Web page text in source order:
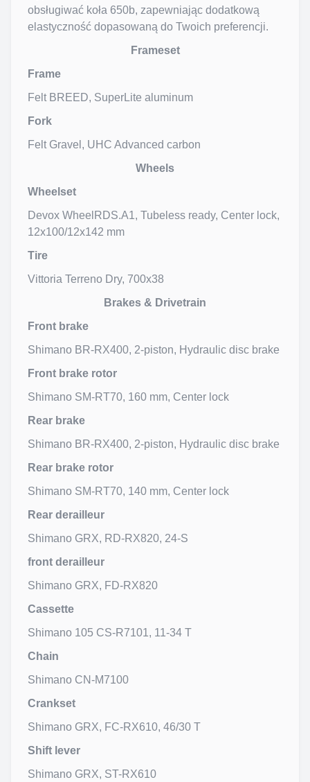
obsługiwać koła 650b, zapewniając dodatkową
elastyczność dopasowaną do Twoich preferencji.
Frameset
Frame
Felt BREED, SuperLite aluminum
Fork
Felt Gravel, UHC Advanced carbon
Wheels
Wheelset
Devox WheelRDS.A1, Tubeless ready, Center lock,
12x100/12x142 mm
Tire
Vittoria Terreno Dry, 700x38
Brakes & Drivetrain
Front brake
Shimano BR-RX400, 2-piston, Hydraulic disc brake
Front brake rotor
Shimano SM-RT70, 160 mm, Center lock
Rear brake
Shimano BR-RX400, 2-piston, Hydraulic disc brake
Rear brake rotor
Shimano SM-RT70, 140 mm, Center lock
Rear derailleur
Shimano GRX, RD-RX820, 24-S
front derailleur
Shimano GRX, FD-RX820
Cassette
Shimano 105 CS-R7101, 11-34 T
Chain
Shimano CN-M7100
Crankset
Shimano GRX, FC-RX610, 46/30 T
Shift lever
Shimano GRX, ST-RX610